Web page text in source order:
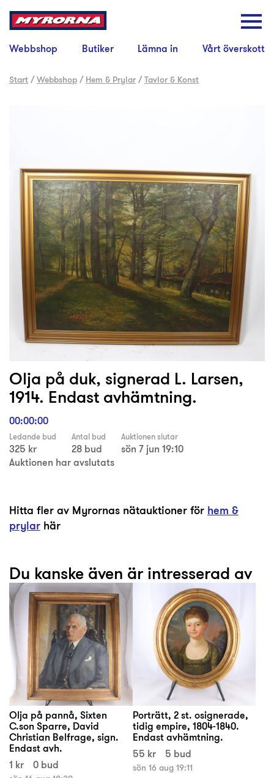
Webbshop Butiker Lämna in Vårt överskott
Start /Webbshop / Hem & Prylar /Tavlor & Konst
Olja på duk, signerad L. Larsen,
1914. Endast avhämtning.
00:00:00
Ledande bud
325 kr
Antal bud
28 bud
Auktionen slutar
sön 7 jun 19:10
Auktionen har avslutats
Hitta fler av Myrornas nätauktioner för hem &
prylar här
Du kanske även är intresserad av
Olja på pannå, Sixten
C.son Sparre, David
Christian Belfrage, sign.
Endast avh.
1 kr
0 bud
Porträtt, 2 st. osignerade,
tidig empire, 1804-1840.
Endast avhämtning.
55 kr
5 bud
sön 16 aug 19:11